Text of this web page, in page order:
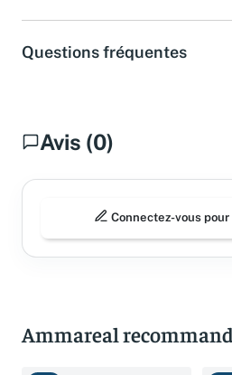
Questions fréquentes
Avis (0)
Connectez-vous
Ammareal